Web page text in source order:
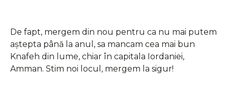
De fapt, mergem din nou pentru ca nu mai putem
aștepta până la anul, sa mancam cea mai bun
Knafeh din lume, chiar în capitala Iordaniei,
Amman. Stim noi locul, mergem la sigur!